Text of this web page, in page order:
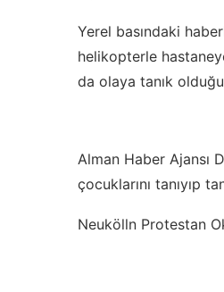
Yerel basındaki
helikopterle
da olaya tanık
Alman Haber Ajansı
çocuklarını tanıyıp
Neukölln Protestan